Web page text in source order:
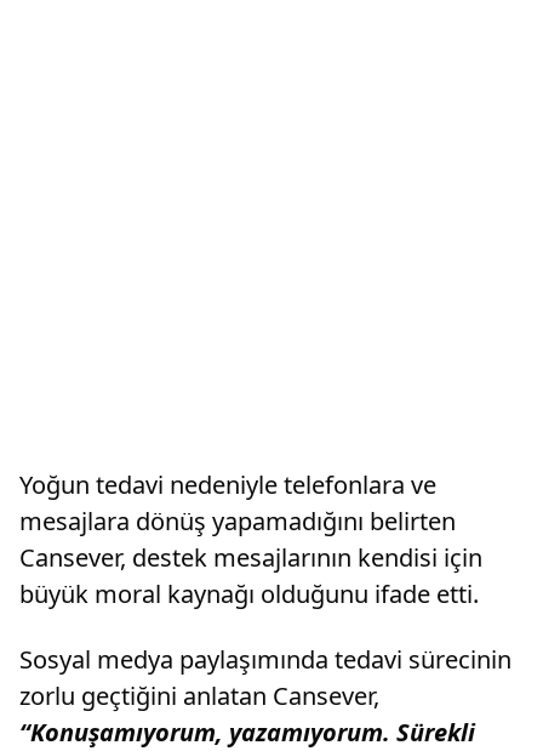
Yoğun tedavi nedeniyle telefonlara ve
mesajlara dönüş yapamadığını belirten
Cansever, destek mesajlarının kendisi için
büyük moral kaynağı olduğunu ifade etti.
Sosyal medya paylaşımında tedavi sürecinin
zorlu geçtiğini anlatan Cansever,
“Konuşamıyorum, yazamıyorum. Sürekli